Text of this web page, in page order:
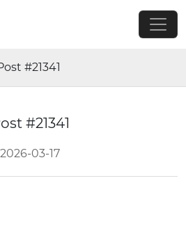
#21341
#21341
2026-03-17